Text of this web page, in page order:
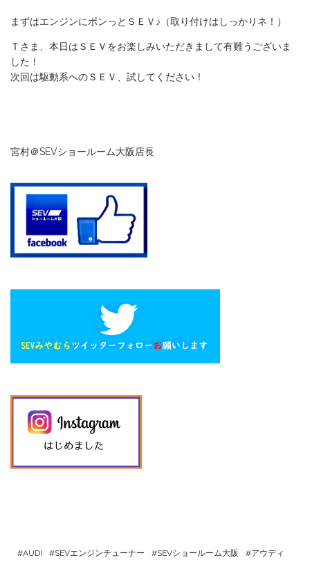
まずはエンジンにポンっとＳＥＶ♪（取り付けはしっかりネ！）
Ｔさま、本日はＳＥＶをお楽しみいただきまして有難うございま
した！
次回は駆動系へのＳＥＶ、試してください！
宮村＠SEVショールーム大阪店長
AUDI SEVエンジンチューナー SEVショールーム大阪 アウディ